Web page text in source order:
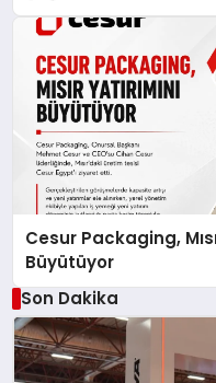
Cesur Packaging,
Büyütüyor
Son Dakika